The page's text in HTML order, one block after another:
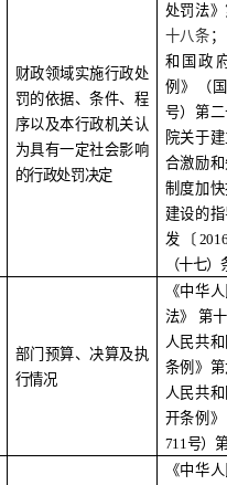
财政领域实施行政处
罚的依据、条件、程
序以及本行政机关认
为具有一定社会影响
的行政处罚决定
处罚法
十八条
和国政
例》（
号）第
院关于
合激励
制度加
建设的
发〔
（十七）
部门预算、决算及执
行情况
《中华
法》
第
人民共
条例》
人民共
开条例
711 号）
《中华